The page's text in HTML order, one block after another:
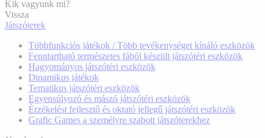
Kik vagyunk mi?
Vissza
Játszóterek
Többfunkciós játékok / Több tevékenységet kínáló eszközök
Fenntartható természetes fából készült játszótéri eszközök
Hagyományos játszótéri eszközök
Dinamikus játékok
Tematikus játszótéri eszközök
Egyensúlyozó és mászó játszótéri eszközök
Érzékelést fejlesztő és oktató jellegű játszótéri eszközök
Grafic Games a személyre szabott játszóterekhez